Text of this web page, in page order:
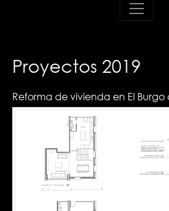
Proyectos 2019
Reforma de vivienda en El Burgo